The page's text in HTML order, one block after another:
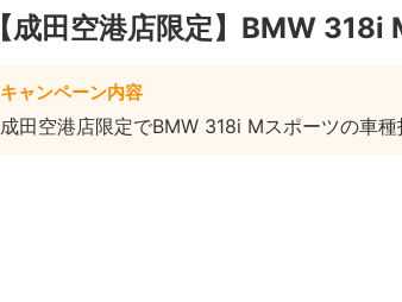
【成田空港店限定】BMW
キャンペーン内容
成田空港店限定でBMW 318i Mスポーツの車